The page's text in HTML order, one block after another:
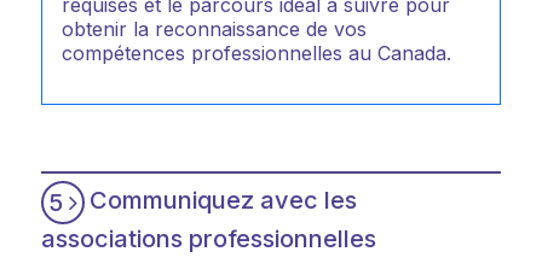
obtenir la reconnaissance de vos
compétences professionnelles au Canada.
5
Communiquez avec les
associations professionnelles